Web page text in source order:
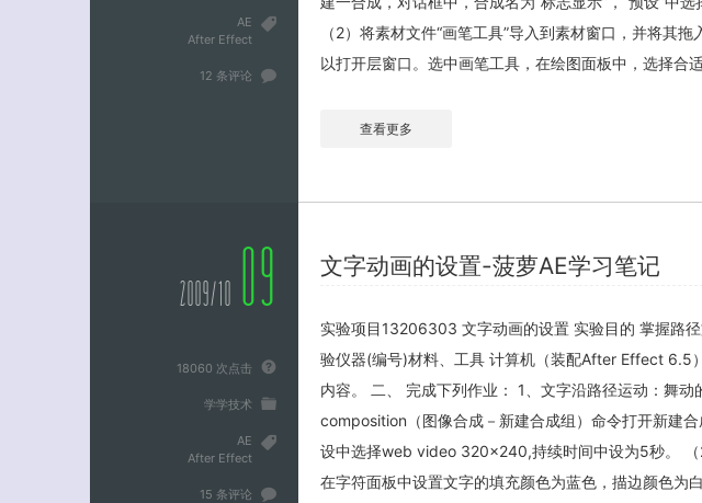
（2）将素材文件“画笔工具”导入到素材窗口，并将其
以打开层窗口。选中画笔工具，在绘图面板中，选择合
查看更多
AE
After Effect
12 条评论
文字动画的设置-菠萝AE学习笔记
实验项目13206303 文字动画的设置 实验目的 掌握路
验仪器(编号)材料、工具 计算机（装配After Effect 6.5
内容。 二、 完成下列作业： 1、文字沿路径运动：舞
composition（图像合成－新建合成组）命令打开新建
设中选择web video 320×240,持续时间中设为5秒。 （
在字符面板中设置文字的填充颜色为蓝色，描边颜色
2009/10 09
18060 次点击
学学技术
AE
After Effect
15 条评论